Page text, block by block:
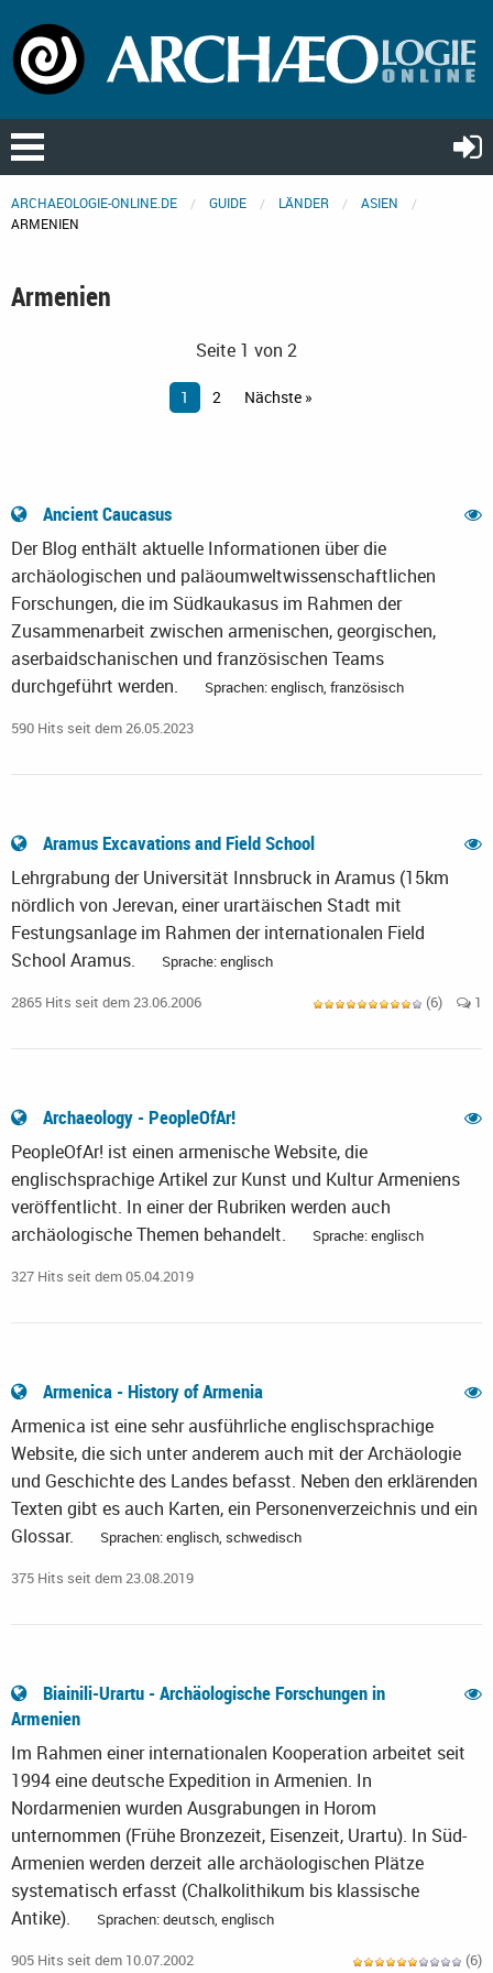
ARCHAEOLOGIE-ONLINE.DE GUIDE LÄNDER
ASIEN
ARMENIEN
Armenien
Seite 1 von 2
1 2 Nächste »
Ancient Caucasus
Der Blog enthält aktuelle Informationen über die
archäologischen und paläoumweltwissenschaftlichen
Forschungen, die im Südkaukasus im Rahmen der
Zusammenarbeit zwischen armenischen, georgischen,
aserbaidschanischen und französischen Teams
durchgeführt werden.
Sprachen: englisch, französisch
590 Hits seit dem 26.05.2023
Aramus Excavations and Field School
Lehrgrabung der Universität Innsbruck in Aramus (15km
nördlich von Jerevan, einer urartäischen Stadt mit
Festungsanlage im Rahmen der internationalen Field
School Aramus.
Sprache: englisch
2865 Hits seit dem 23.06.2006 (6) 1
Archaeology - PeopleOfAr!
PeopleOfAr! ist einen armenische Website, die
englischsprachige Artikel zur Kunst und Kultur Armeniens
veröffentlicht. In einer der Rubriken werden auch
archäologische Themen behandelt.
Sprache: englisch
327 Hits seit dem 05.04.2019
Armenica - History of Armenia
Armenica ist eine sehr ausführliche englischsprachige
Website, die sich unter anderem auch mit der Archäologie
und Geschichte des Landes befasst. Neben den erklärenden
Texten gibt es auch Karten, ein Personenverzeichnis und ein
Glossar.
Sprachen: englisch, schwedisch
375 Hits seit dem 23.08.2019
Biainili-Urartu - Archäologische Forschungen in
Armenien
Im Rahmen einer internationalen Kooperation arbeitet seit
1994 eine deutsche Expedition in Armenien. In
Nordarmenien wurden Ausgrabungen in Horom
unternommen (Frühe Bronzezeit, Eisenzeit, Urartu). In Süd-
Armenien werden derzeit alle archäologischen Plätze
systematisch erfasst (Chalkolithikum bis klassische
Antike).
Sprachen: deutsch, englisch
905 Hits seit dem 10.07.2002 (6)